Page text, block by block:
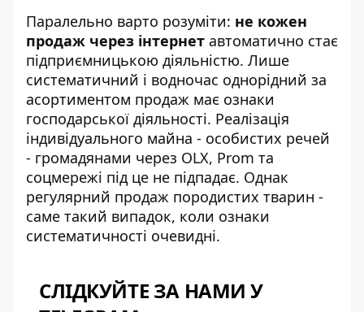
Паралельно варто розуміти: не кожен
продаж через інтернет автоматично стає
підприємницькою діяльністю. Лише
систематичний і водночас однорідний за
асортиментом продаж має ознаки
господарської діяльності. Реалізація
індивідуального майна - особистих речей
- громадянами через OLX, Prom та
соцмережі під це не підпадає. Однак
регулярний продаж породистих тварин -
саме такий випадок, коли ознаки
систематичності очевидні.
СЛІДКУЙТЕ ЗА НАМИ У